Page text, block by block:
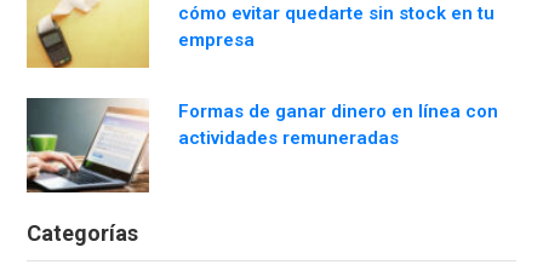
cómo evitar quedarte sin stock en tu
empresa
Formas de ganar dinero en línea con
actividades remuneradas
Categorías